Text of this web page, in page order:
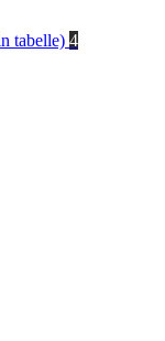
tabelle) 4